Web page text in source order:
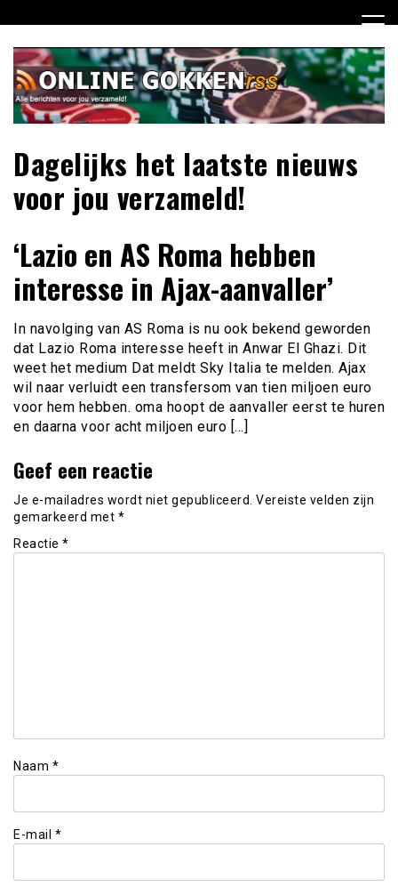
naar
inhoud
Dagelijks het laatste nieuws
voor jou verzameld!
‘Lazio en AS Roma hebben
interesse in Ajax-aanvaller’
In navolging van AS Roma is nu ook bekend geworden
dat Lazio Roma interesse heeft in Anwar El Ghazi. Dit
weet het medium Dat meldt Sky Italia te melden. Ajax
wil naar verluidt een transfersom van tien miljoen euro
voor hem hebben. oma hoopt de aanvaller eerst te huren
en daarna voor acht miljoen euro […]
Geef een reactie
Je e-mailadres wordt niet gepubliceerd. Vereiste velden zijn
gemarkeerd met *
Reactie *
Naam *
E-mail *